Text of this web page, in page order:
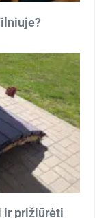
ir prižiūrėti